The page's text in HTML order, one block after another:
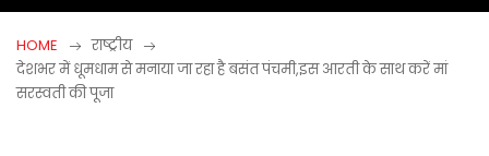
HOME
राष्ट्रीय
देशभर में धूमधाम से मनाया जा रहा है बसंत पंचमी,इस आरती के साथ करें मां
सरस्वती की पूजा